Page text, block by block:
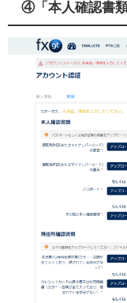
④「本人確認書